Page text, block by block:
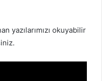
yazılarımızı okuyabilir